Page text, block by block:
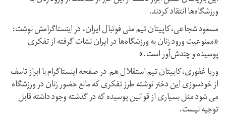
ورزشگاه‌ها انتقاد کردند.
مسعود شجاعی،کاپیتان تیم ملی فوتبال ایران، در اینستاگرامش نوشت:
«ممنوعیت ورود زنان به ورزشگاه‌ها در ایران نشات گرفته از تفکری
پوسیده و چندش‌آور است.»
وریا غفوری،کاپیتان تیم استقلال هم در صفحه اینستاگرام با ابراز تاسف
از خودسوزی این دختر نوشته طرز تفکری که مانع حضور زنان در ورزشگاه
می شود مثل بسیاری از قوانین پوسیده که در گذشته وجود داشته قابل
توجیه نیست.